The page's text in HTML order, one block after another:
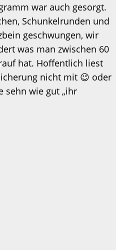
war auch gesorgt.
Schunkelrunden und
geschwungen, wir
was man zwischen 60
hat. Hoffentlich liest
nicht mit 😉 oder
sehn wie gut „ihr